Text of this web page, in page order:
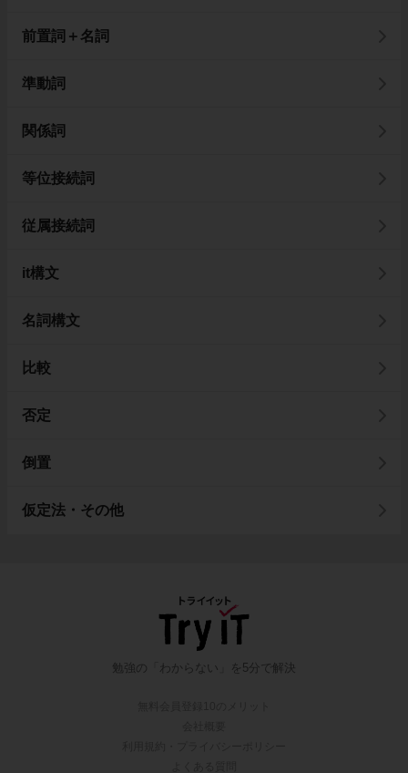
前置詞＋名詞
準動詞
関係詞
等位接続詞
従属接続詞
it構文
名詞構文
比較
否定
倒置
仮定法・その他
勉強の「わからない」を5分で解決